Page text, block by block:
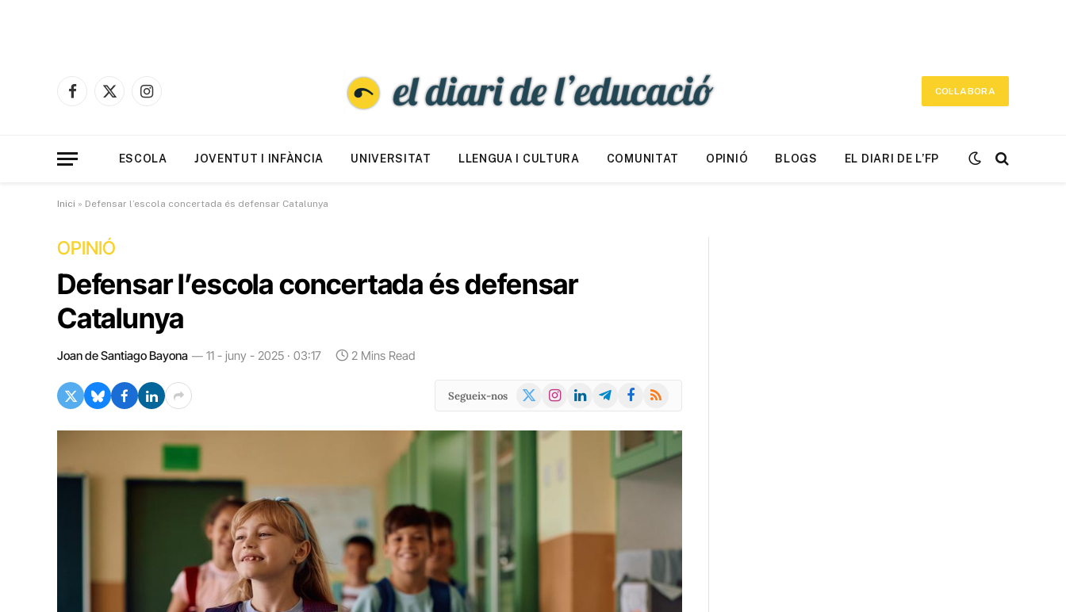
Facebook
X
Instagram
COL·LABORA
ESCOLA JOVENTUT I INFÀNCIA UNIVERSITAT LLENGUA I CULTURA COMUNITAT OPINIÓ BLOGS EL DIARI DE L’FP
Inici » Defensar l’escola concertada és defensar Catalunya
OPINIÓ
Defensar l’escola concertada és defensar
Catalunya
Joan de Santiago Bayona 11 - juny - 2025 · 03:17 2 Mins Read
Segueix-nos
X
Instagram
LinkedInTelegramFacebook
RSS